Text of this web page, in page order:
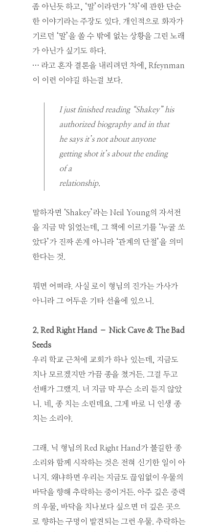
좀 아닌듯 하고, ‘말’이라던가 ‘차’에 관한 단순
한 이야기라는 주장도 있다. 개인적으로 화자가
기르던 ‘말’을 쏠 수 밖에 없는 상황을 그린 노래
가 아닌가 싶기도 하다.
… 라고 혼자 결론을 내리려던 차에, Rfeynman
이 이런 이야길 하는걸 보다.
I just finished reading “Shakey” his
authorized biography and in that
he says it’s not about anyone
getting shot it’s about the ending
of a
relationship.
말하자면 ‘Shakey’라는 Neil Young의 자서전
을 지금 막 읽었는데, 그 책에 이르기를 ‘누굴 쏘
았다’가 진짜 쏜게 아니라 ‘관계의 단절’을 의미
한다는 것.
뭐면 어떠랴. 사실 로이 형님의 진가는 가사가
아니라 그 어두운 기타 선율에 있으니.
2. Red Right Hand – Nick Cave & The Bad
Seeds
우리 학교 근처에 교회가 하나 있는데, 지금도
치나 모르겠지만 가끔 종을 쳤거든. 그걸 두고
선배가 그랬지. 너 지금 막 무슨 소리 듣지 않았
니. 네, 종 치는 소린데요. 그게 바로 니 인생 종
치는 소리야.
그래. 닉 형님의 Red Right Hand가 불길한 종
소리와 함께 시작하는 것은 전혀 신기한 일이 아
니지. 왜냐하면 우리는 지금도 끊임없이 우물의
바닥을 향해 추락하는 중이거든. 아주 깊은 중력
의 우물, 바닥을 치나보다 싶으면 더 깊은 곳으
로 향하는 구멍이 발견되는 그런 우물. 추락하는